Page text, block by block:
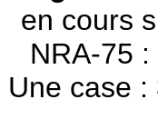
en cours
NRA-75
Une case